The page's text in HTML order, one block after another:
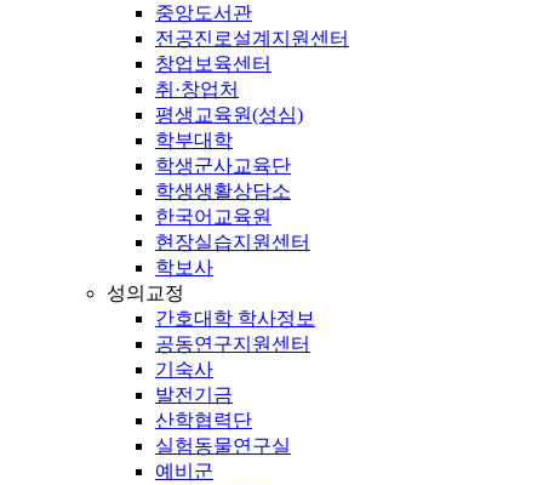
중앙도서관
전공진로설계지원센터
창업보육센터
취·창업처
평생교육원(성심)
학부대학
학생군사교육단
학생생활상담소
한국어교육원
현장실습지원센터
학보사
성의교정
간호대학 학사정보
공동연구지원센터
기숙사
발전기금
산학협력단
실험동물연구실
예비군